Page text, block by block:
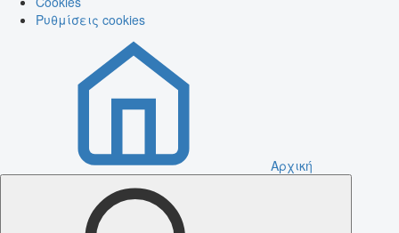
Ρυθμίσεις cookies
Αρχική